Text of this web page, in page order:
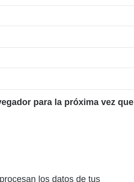
para la próxima vez que
los datos de tus